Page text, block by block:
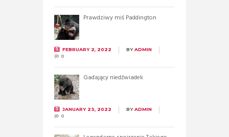
Prawdziwy miś Paddington
FEBRUARY 2, 2022 BYADMIN
0
Gadający niedźwiadek
JANUARY 23, 2022 BYADMIN
0